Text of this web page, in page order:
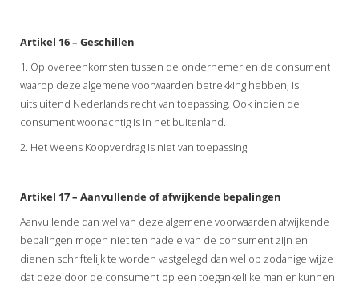
Artikel 16 – Geschillen
1. Op overeenkomsten tussen de ondernemer en de consument
waarop deze algemene voorwaarden betrekking hebben, is
uitsluitend Nederlands recht van toepassing. Ook indien de
consument woonachtig is in het buitenland.
2. Het Weens Koopverdrag is niet van toepassing.
Artikel 17 – Aanvullende of afwijkende bepalingen
Aanvullende dan wel van deze algemene voorwaarden afwijkende
bepalingen mogen niet ten nadele van de consument zijn en
dienen schriftelijk te worden vastgelegd dan wel op zodanige wijze
dat deze door de consument op een toegankelijke manier kunnen